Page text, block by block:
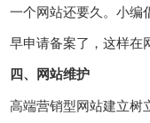
一个网站还要久。小编
早申请备案了，这样在
四、网站维护
高端营销型网站建立树